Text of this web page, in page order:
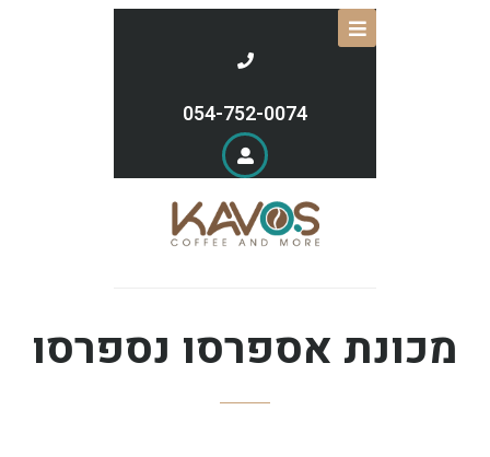
054-752-0074
מכונת אספרסו נספרסו